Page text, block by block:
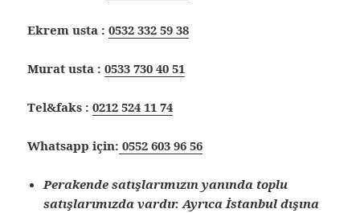
Ekrem usta :0532 332 59 38
Murat usta :0533 730 40 51
Tel&faks :0212 524 11 74
Whatsapp için: 0552 603 96 56
Perakende satışlarımızın yanında toplu
satışlarımızda vardır. Ayrıca İstanbul dışına